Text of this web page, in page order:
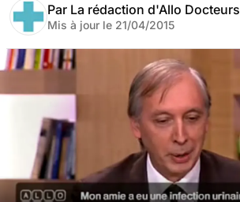
Par La rédaction d'Allo Docteurs
Mis à jour le 21/04/2015